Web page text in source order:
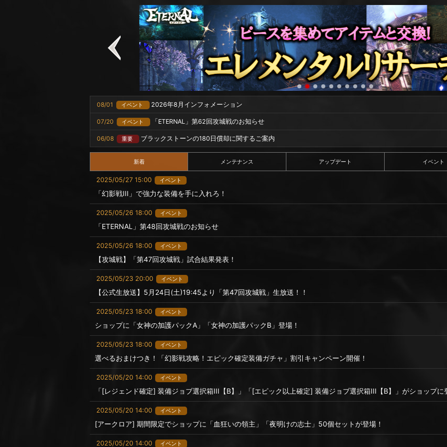
08/01 イベント 2026年8月インフォメーション
07/20 イベント 「ETERNAL」第62回攻城戦のお知らせ
06/08 重要 ブラックストーンの180日償却に関するご案内
新着 メンテナンス アップデート イベント
2025/05/27 15:00 イベント
「幻影戦III」で強力な装備を手に入れろ！
2025/05/26 18:00 イベント
「ETERNAL」第48回攻城戦のお知らせ
2025/05/26 18:00 イベント
【攻城戦】「第47回攻城戦」試合結果発表！
2025/05/23 20:00 イベント
【公式生放送】5月24日(土)19:45より「第47回攻城戦」生放送！！
2025/05/23 18:00 イベント
ショップに「女神の加護パックA」「女神の加護パックB」登場！
2025/05/23 18:00 イベント
選べるおまけつき！「幻影戦攻略！エピック確定装備ガチャ」割引キャンペーン開催！
2025/05/20 14:00 イベント
「[レジェンド確定] 装備ジョブ選択箱III【B】」「[エピック以上確定] 装備ジョブ選択箱III【B】」がショップに
2025/05/20 14:00 イベント
[アークロア] 期間限定でショップに「血狂いの領主」「夜明けの志士」50個セットが登場！
2025/05/20 14:00 イベント